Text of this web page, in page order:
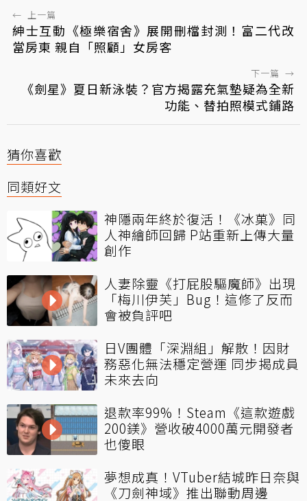
← 上一篇
紳士互動《極樂宿舍》展開刪檔封測！富二代改
當房東 親自「照顧」女房客
下一篇 →
《劍星》夏日新泳裝？官方揭露充氣墊疑為全新
功能、替拍照模式鋪路
猜你喜歡
同類好文
神隱兩年終於復活！《冰菓》同
人神繪師回歸 P站重新上傳大量
創作
人妻除靈《打屁股驅魔師》出現
「梅川伊芙」Bug！這修了反而
會被負評吧
日V團體「深淵組」解散！因財
務惡化無法穩定營運 同步揭成員
未來去向
退款率99%！Steam《這款遊戲
200鎂》營收破4000萬元開發者
也傻眼
夢想成真！VTuber結城昨日奈與
《刀劍神域》推出聯動周邊